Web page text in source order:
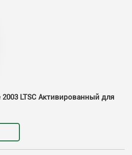
2003 LTSC Активированный для